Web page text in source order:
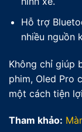
Hỗ trợ
nhiều nguồn
Không chỉ giúp
phim, Oled Pro
một cách tiện
Tham khảo: